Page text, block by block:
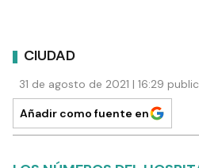
CIUDAD
31 de agosto de 2021 | 16:29
Añadir como fuente en